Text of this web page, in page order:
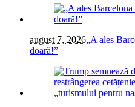
august 7, 2026„A ales
doară!”